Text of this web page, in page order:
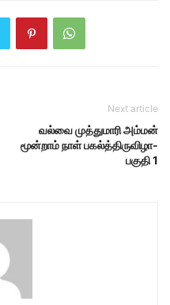
Next article
வல்வை முத்துமாரி அம்மன்
மூன்றாம் நாள் பகல்த்திருவிழா-
பகுதி 1